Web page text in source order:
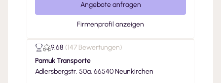
Angebote anfragen
Firmenprofil anzeigen
9.68 (147 Bewertungen)
Pamuk Transporte
Adlersbergstr. 50a, 66540 Neunkirchen